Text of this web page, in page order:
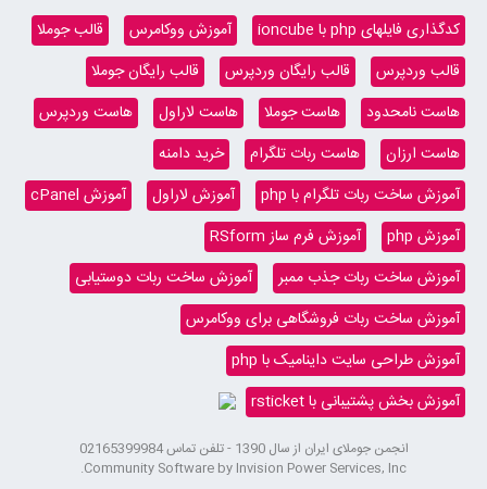
کدگذاری فایلهای php با ioncube آموزش ووکامرس
قالب جوملا
قالب وردپرس
قالب رایگان وردپرس
قالب رایگان جوملا
هاست نامحدود
هاست جوملا هاست لاراول
هاست وردپرس
هاست ارزان
هاست ربات تلگرام
خرید دامنه
آموزش ساخت ربات تلگرام با php
آموزش لاراول
آموزش cPanel
آموزش php
آموزش فرم ساز RSform
آموزش ساخت ربات جذب ممبر
آموزش ساخت ربات دوستیابی
آموزش ساخت ربات فروشگاهی برای ووکامرس
آموزش طراحی سایت داینامیک با php
آموزش بخش پشتیبانی با rsticket
انجمن جوملای ایران از سال 1390 - تلفن تماس 02165399984
Community Software by Invision Power Services, Inc.